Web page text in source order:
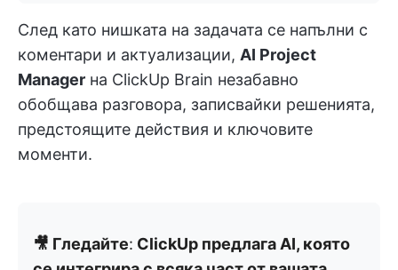
След като нишката на задачата се напълни с
коментари и актуализации, AI Project
Manager на ClickUp Brain незабавно
обобщава разговора, записвайки решенията,
предстоящите действия и ключовите
моменти.
🎥 Гледайте: ClickUp предлага AI, която